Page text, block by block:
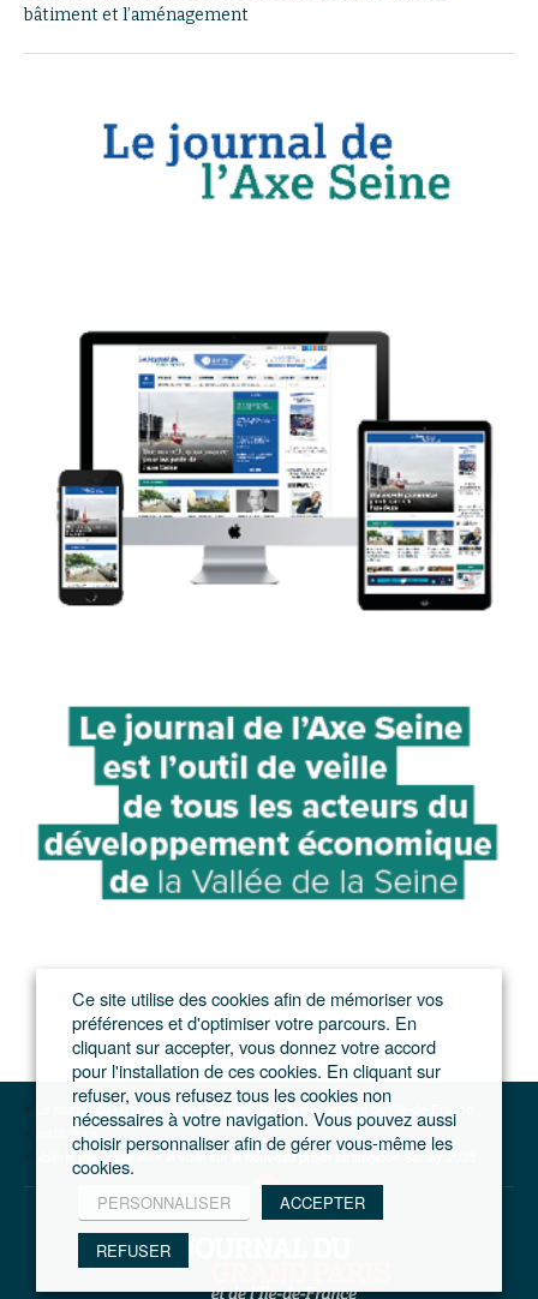
bâtiment et l’aménagement
Le journal du Grand Paris – L'actualité du développement de l'Ile-de-France
Institutions
Valérie Pécresse lève le voile sur le nouveau projet stratégique Saclay 2035
Ce site utilise des cookies afin de mémoriser vos
préférences et d'optimiser votre parcours. En
cliquant sur accepter, vous donnez votre accord
pour l'installation de ces cookies. En cliquant sur
refuser, vous refusez tous les cookies non
nécessaires à votre navigation. Vous pouvez aussi
choisir personnaliser afin de gérer vous-même les
cookies.
PERSONNALISER ACCEPTER
REFUSER